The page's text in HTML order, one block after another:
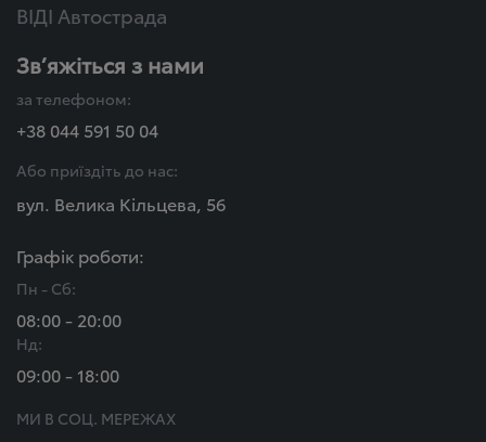
ВІДІ Автострада
Зв’яжіться з нами
за телефоном:
+38 044 591 50 04
Або приїздіть до нас:
вул. Велика Кільцева, 56
Графік роботи:
Пн - Сб:
08:00 - 20:00
Нд:
09:00 - 18:00
МИ В СОЦ. МЕРЕЖАХ